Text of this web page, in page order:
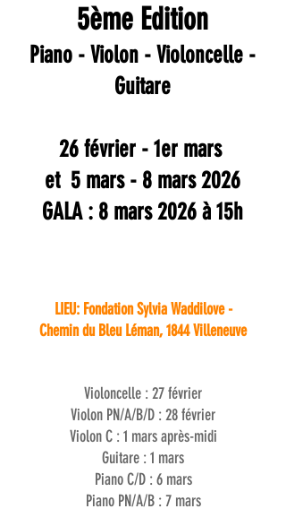
5ème Edition
Piano - Violon - Violoncelle -
Guitare​
26 février - 1er mars
et 5 mars - 8 mars 2026
GALA : 8 mars 2026 à 15h
LIEU: Fondation Sylvia Waddilove -
Chemin du Bleu Léman, 1844 Villeneuve
Violoncelle : 27 février
Violon PN/A/B/D : 28 février
Violon C : 1 mars après-midi
Guitare : 1 mars
Piano C/D : 6 mars
Piano PN/A/B : 7 mars